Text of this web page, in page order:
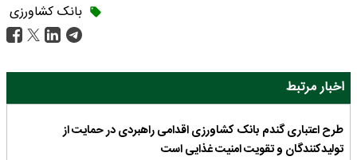
بانک کشاورزی
اخبار مرتبط
طرح اعتباری گندم بانک کشاورزی اقدامی راهبردی در حمایت از
تولیدکنندگان و تقویت امنیت غذایی است